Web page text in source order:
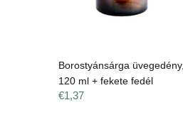
Borostyánsárga üvegedény,
120 ml + fekete fedél
€1,37